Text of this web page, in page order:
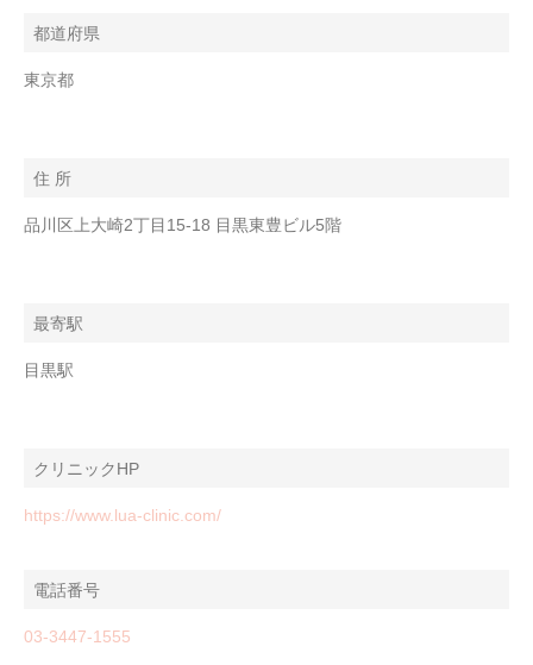
都道府県
東京都
住 所
品川区上大崎2丁目15-18 目黒東豊ビル5階
最寄駅
目黒駅
クリニックHP
https://www.lua-clinic.com/
電話番号
03-3447-1555